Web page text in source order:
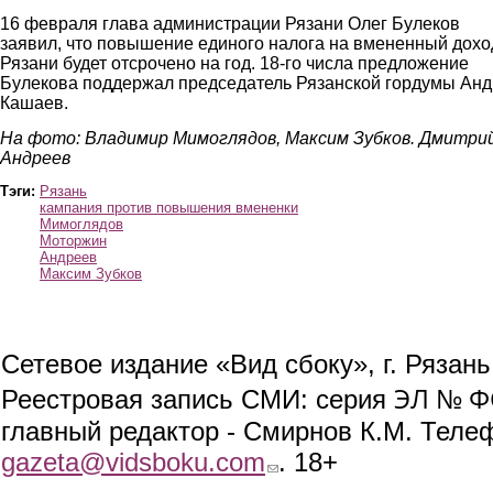
16 февраля глава администрации Рязани Олег Булеков
заявил, что повышение единого налога на вмененный
Рязани будет отсрочено на год. 18-го числа предложение
Булекова поддержал председатель Рязанской гордумы
Кашаев.
На фото: Владимир Мимоглядов, Максим Зубков.
Андреев
Тэги: Рязань
кампания против повышения вмененки
Мимоглядов
Моторжин
Андреев
Максим Зубков
Сетевое издание «Вид сбоку», г.
Реестровая запись СМИ: серия ЭЛ №
главный редактор - Смирнов К.М.
gazeta@vidsboku.com (link sends e-mail)
. 18+